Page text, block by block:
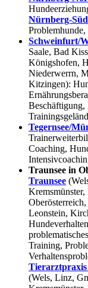
Nürnberg-Süd
Schweinfurt/
Saale, Bad
Königshofen,
Niederwerrn,
Kitzingen):
Beschäftigung,
Tegernsee/
Coaching,
Traunsee in
Traunsee
Leonstein,
Training,
Tierarztpraxis
(Wels, Linz,